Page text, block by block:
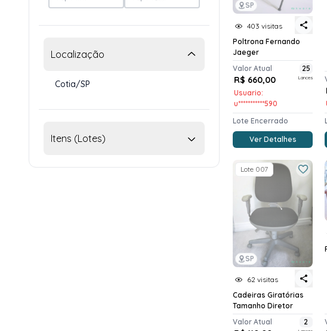
Localização
Cotia/SP
Itens (Lotes)
SP
403 visitas
Poltrona Fernando
Jaeger
Valor Atual
R$ 660,00
Usuario:
u***********590
25
Lances
Lote Encerrado
Ver Detalhes
SP
Lote 007
62 visitas
Cadeiras Giratórias
Tamanho Diretor
Valor Atual
2